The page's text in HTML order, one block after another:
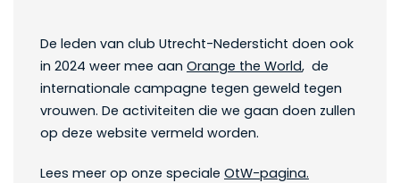
De leden van club Utrecht-Nedersticht doen ook
in 2024 weer mee aan Orange the World, de
internationale campagne tegen geweld tegen
vrouwen. De activiteiten die we gaan doen zullen
op deze website vermeld worden.
Lees meer op onze speciale OtW-pagina.